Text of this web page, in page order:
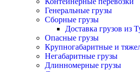
Генеральные грузы
Сборные грузы
Доставка грузов из
Опасные грузы
Крупногабаритные и
Негабаритные грузы
Длинномерные грузы